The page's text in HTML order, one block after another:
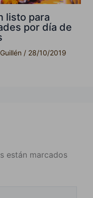
listo para
por día de
/ 28/10/2019
están marcados